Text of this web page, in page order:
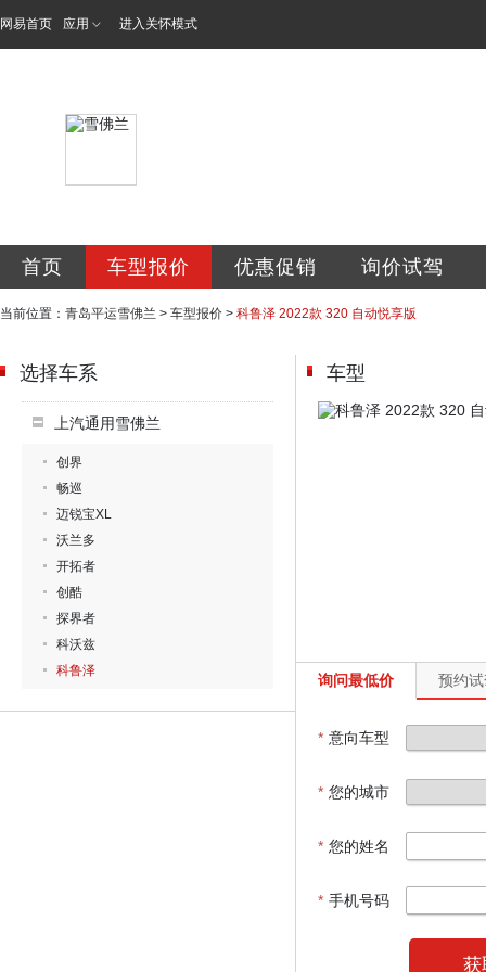
网易首页 应用 进入关怀模式
首页 车型报价 优惠促销 询价试驾
当前位置： 青岛平运雪佛兰 > 车型报价 > 科鲁泽 2022款 320 自动悦享版
选择车系
上汽通用雪佛兰
创界
畅巡
迈锐宝XL
沃兰多
开拓者
创酷
探界者
科沃兹
科鲁泽
车型
询问最低价 预约
* 意向车型
* 您的城市
* 您的姓名
* 手机号码
获